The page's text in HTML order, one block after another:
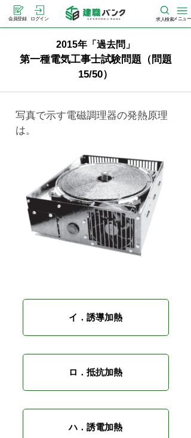
会員登録 ログイン 求人検索メニュー
2015年「過去問」
第一種電気工事士試験問題（問題
15/50）
写真で示す電磁調理器の発熱原理
は。
イ．誘導加熱
ロ．抵抗加熱
ハ．誘電加熱